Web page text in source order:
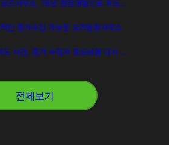
즈사무소, 18년 현장경험으로 외도…
인 증거수집 가능한 오즈탐정사무소
도 사건, 증거 수집의 중요성을 다시 …
전체보기